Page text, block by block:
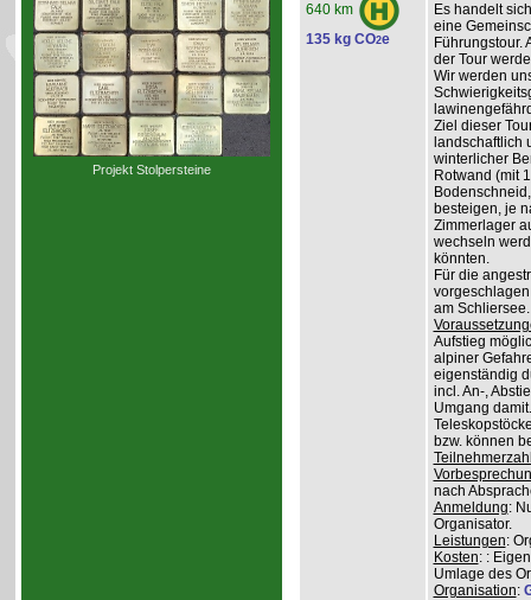
Projekt Stolpersteine
640 km
135 kg CO2e
Es handelt
eine
Führungstour.
der Tour
Wir werden
Ziel dieser
landschaftlich
winterlicher
Rotwand (mit
besteigen, je
Zimmerlager
wechseln
könnten.
Für die
am
Aufstieg
alpiner
eigenständig
incl. An-,
Umgang
bzw. können
nach
Anmeldung:
Organisator.
Leistungen:
Kosten: :
Umlage des
Organisation: